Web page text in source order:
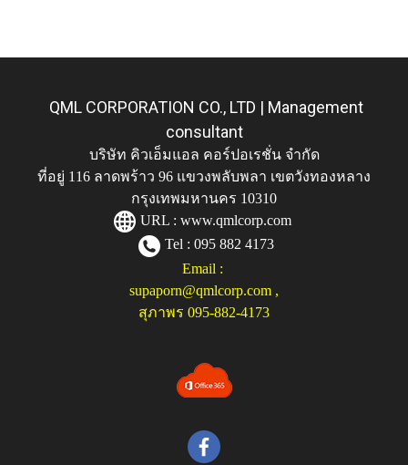
QML CORPORATION CO., LTD | Management
consultant
บริษัท คิวเอ็มแอล คอร์ปอเรชั่น จำกัด
ที่อยู่ 116 ลาดพร้าว 96 แขวงพลับพลา เขตวังทองหลาง
กรุงเทพมหานคร 10310
URL : www.qmlcorp.com
Tel : 095 882 4173
Email :
supaporn@qmlcorp.com ,
สุภาพร 095-882-4173